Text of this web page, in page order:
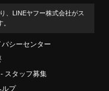
、LINEヤフー株式会社がス
バシーセンター
スタッフ募集
ルプ